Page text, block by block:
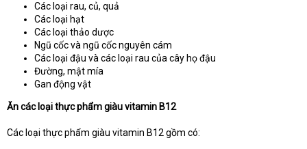
Các loại rau, củ, quả
Các loại hạt
Các loại thảo dược
Ngũ cốc và ngũ cốc nguyên cám
Các loại đậu và các loại rau của cây họ đậu
Đường, mật mía
Gan động vật
Ăn các loại thực phẩm giàu vitamin B12
Các loại thực phẩm giàu vitamin B12 gồm có: